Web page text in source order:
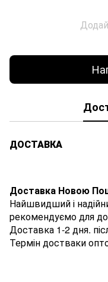
ДОСТАВКА
Доставка Новою
Найшвидший і
рекомендуємо для
Доставка 1-2 дня.
Термін достваки